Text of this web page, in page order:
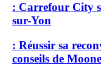
: Carrefour City
sur-Yon
: Réussir sa
conseils de